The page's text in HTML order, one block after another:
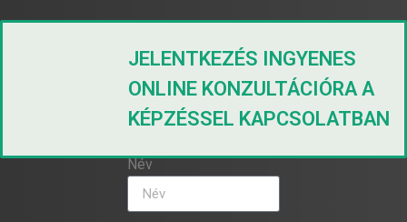
JELENTKEZÉS INGYENES
ONLINE KONZULTÁCIÓRA A
KÉPZÉSSEL KAPCSOLATBAN
Név